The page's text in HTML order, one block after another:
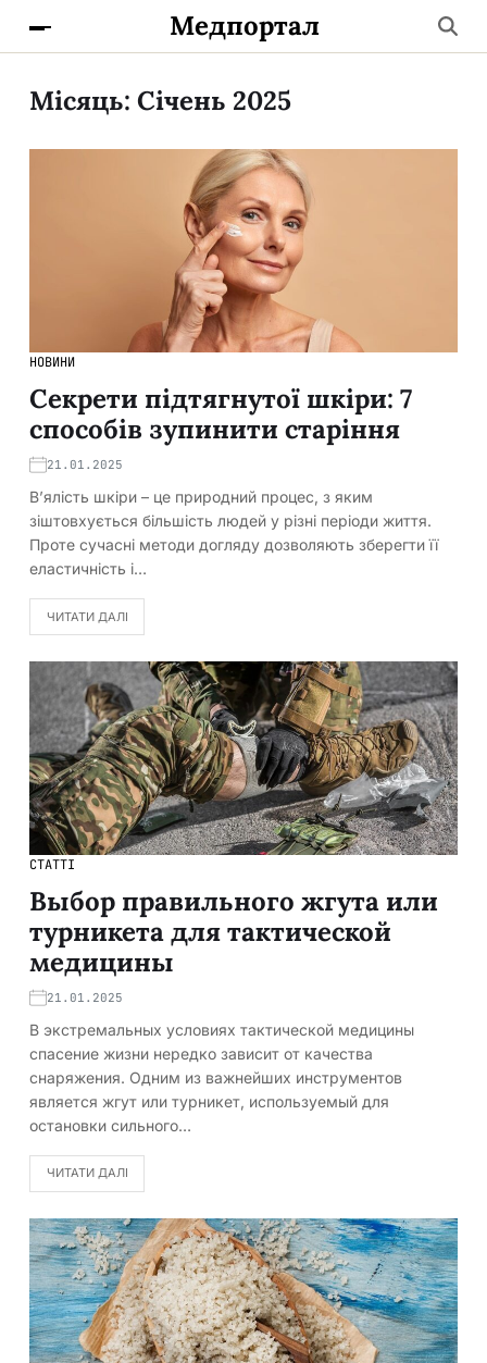
Медпортал
Місяць: Січень 2025
НОВИНИ
Секрети підтягнутої шкіри: 7
способів зупинити старіння
21.01.2025
В’ялість шкіри – це природний процес, з яким
зіштовхується більшість людей у різні періоди життя.
Проте сучасні методи догляду дозволяють зберегти її
еластичність і…
ЧИТАТИ ДАЛІ
СТАТТІ
Выбор правильного жгута или
турникета для тактической
медицины
21.01.2025
В экстремальных условиях тактической медицины
спасение жизни нередко зависит от качества
снаряжения. Одним из важнейших инструментов
является жгут или турникет, используемый для
остановки сильного…
ЧИТАТИ ДАЛІ